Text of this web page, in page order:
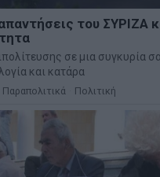
του ΣΥΡΙΖΑ
σε μια συγκυρία
και κατάρα
Παραπολιτικά Πολιτική